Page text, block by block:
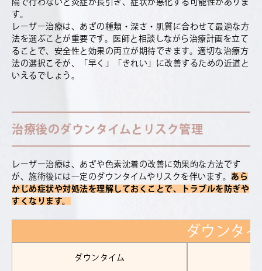
す。
レーザー治療は、あざの種類・深さ・肌質に合わせて最適な方
法を選ぶことが重要です。医師と相談しながら治療計画を立て
ることで、安全性と効果の両立が期待できます。適切な治療方
法の選択こそが、「早く」「きれい」に改善するための近道と
いえるでしょう。
治療後のダウンタイムとリスク管理
レーザー治療は、あざや色素沈着の改善に効果的な方法です
が、施術後には一定のダウンタイムやリスクを伴います。 あら
かじめ症状や対処法を理解しておくことで、トラブルを防ぎや
すくなります。
ダウンタ
ダウンタイム